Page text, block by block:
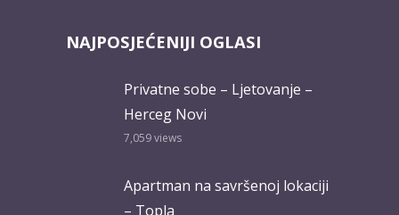
NAJPOSJEĆENIJI OGLASI
Privatne sobe – Ljetovanje –
Herceg Novi
7,059views
Apartman na savršenoj lokaciji
– Topla